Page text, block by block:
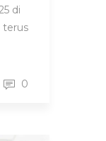
di
terus
0